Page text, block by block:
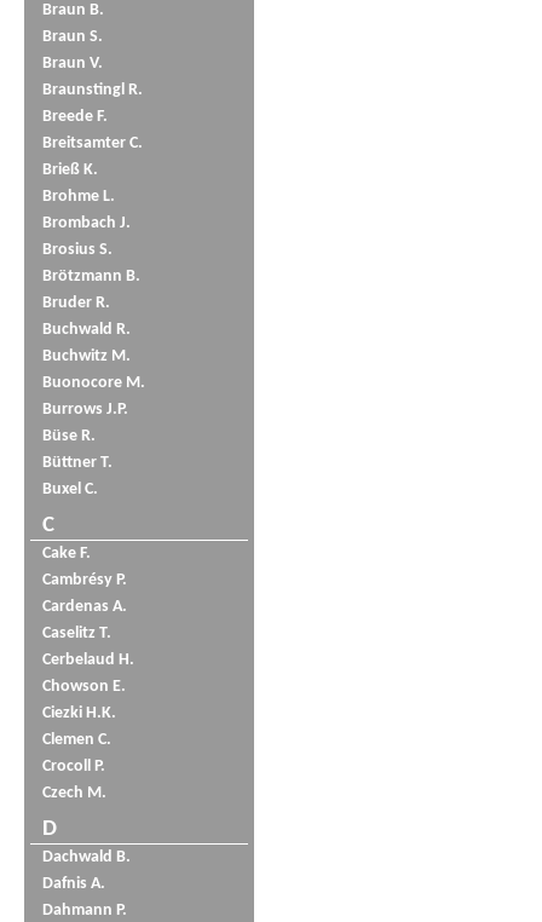
Braun B.
Braun S.
Braun V.
Braunstingl R.
Breede F.
Breitsamter C.
Brieß K.
Brohme L.
Brombach J.
Brosius S.
Brötzmann B.
Bruder R.
Buchwald R.
Buchwitz M.
Buonocore M.
Burrows J.P.
Büse R.
Büttner T.
Buxel C.
C
Cake F.
Cambrésy P.
Cardenas A.
Caselitz T.
Cerbelaud H.
Chowson E.
Ciezki H.K.
Clemen C.
Crocoll P.
Czech M.
D
Dachwald B.
Dafnis A.
Dahmann P.